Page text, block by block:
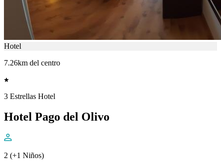
Hotel
7.26km del centro
3 Estrellas Hotel
Hotel Pago del Olivo
2 (+1 Niños)